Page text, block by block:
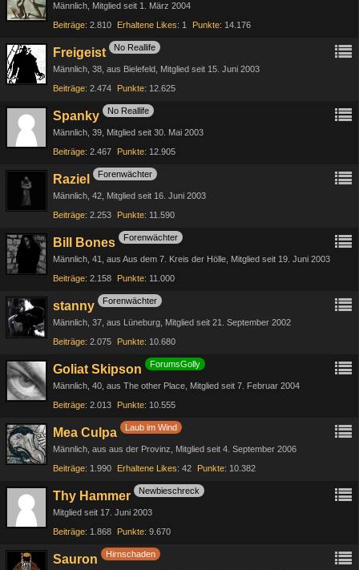
Männlich Mitglied seit 1. März 2004
Beiträge 2.810 Erhaltene Likes 1 Punkte 14.176
Freigeist No Reallife
Männlich 38 aus Bielefeld Mitglied seit 15. Juni 2003
Beiträge 2.474 Punkte 12.625
Spanky No Reallife
Männlich 39 Mitglied seit 30. Mai 2003
Beiträge 2.467 Punkte 12.905
Raziel Forenwächter
Männlich 42 Mitglied seit 16. Juni 2003
Beiträge 2.253 Punkte 11.590
Bill Bones Forenwächter
Männlich 41 aus Aus dem 7. Kreis der Hölle Mitglied seit 19. Juni 2003
Beiträge 2.158 Punkte 11.000
stanny Forenwächter
Männlich 37 aus Lüneburg Mitglied seit 21. September 2002
Beiträge 2.075 Punkte 10.680
Goliat Skipson ForumsGolly
Männlich 40 aus The other Place Mitglied seit 7. Februar 2004
Beiträge 2.013 Punkte 10.555
Mea Culpa Laub im Wind
Männlich aus aus der Provinz
Mitglied seit 4. September 2006
Beiträge 1.990 Erhaltene Likes 42 Punkte 10.382
Thy Hammer Newbieschreck
Mitglied seit 17. Juni 2003
Beiträge 1.868 Punkte 9.670
Sauron Hirnschaden